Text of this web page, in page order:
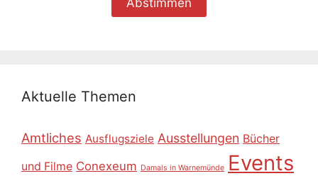
Aktuelle Themen
Amtliches Ausflugsziele Ausstellungen Bücher
und Filme Conexeum Damals in Warnemünde Events